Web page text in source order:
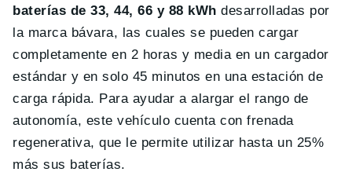
baterías de 33, 44, 66 y 88 kWh desarrolladas por
la marca bávara, las cuales se pueden cargar
completamente en 2 horas y media en un cargador
estándar y en solo 45 minutos en una estación de
carga rápida. Para ayudar a alargar el rango de
autonomía, este vehículo cuenta con frenada
regenerativa, que le permite utilizar hasta un 25%
más sus baterías.